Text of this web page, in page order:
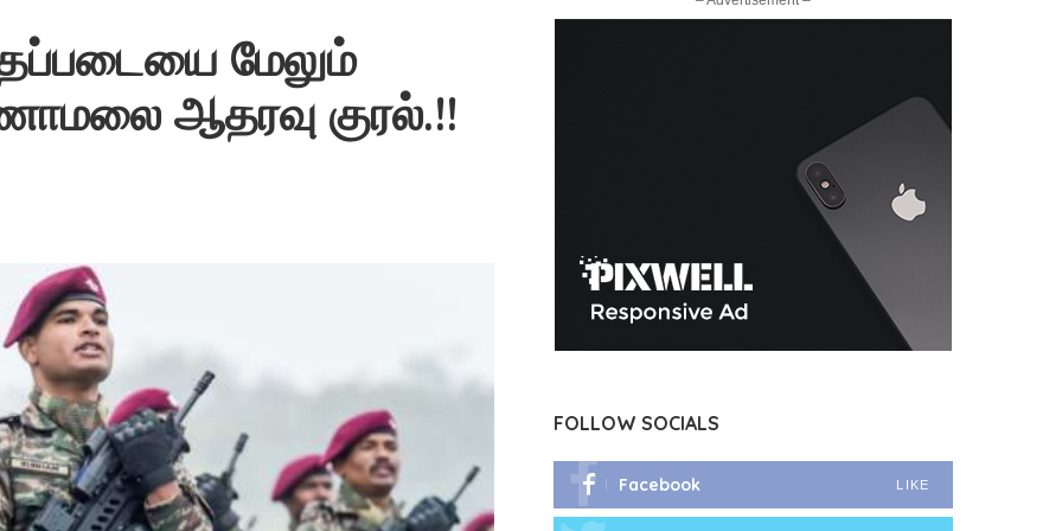
மேலும்
ஆதரவு குரல்.!!
FOLLOW SOCIALS
Facebook LIKE